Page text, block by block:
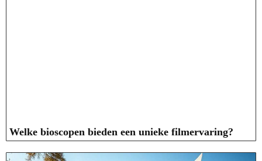
Welke bioscopen bieden een unieke filmervaring?